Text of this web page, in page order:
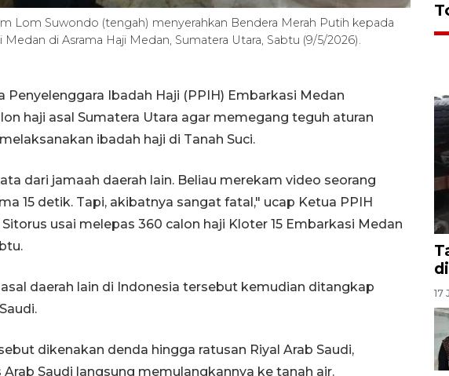
Lom Suwondo (tengah) menyerahkan Bendera Merah Putih kepada
di Asrama Haji Medan, Sumatera Utara, Sabtu (9/5/2026).
Penyelenggara Ibadah Haji (PPIH) Embarkasi Medan
haji asal Sumatera Utara agar memegang teguh aturan
ibadah haji di Tanah Suci.
dari jamaah daerah lain. Beliau merekam video seorang
15 detik. Tapi, akibatnya sangat fatal," ucap Ketua PPIH
usai melepas 360 calon haji Kloter 15 Embarkasi Medan
daerah lain di Indonesia tersebut kemudian ditangkap
dikenakan denda hingga ratusan Riyal Arab Saudi,
Saudi langsung memulangkannya ke tanah air.
17